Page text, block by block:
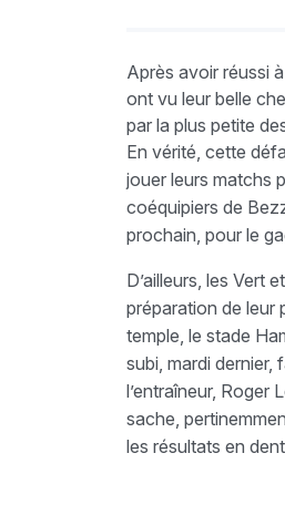
Après avoir réussi
ont vu leur belle
par la plus petite
En vérité, cette
jouer leurs matchs
coéquipiers de
prochain, pour le
D’ailleurs, les Vert
préparation de leur
temple, le stade
subi, mardi
l’entraîneur, Roger
sache,
les résultats en